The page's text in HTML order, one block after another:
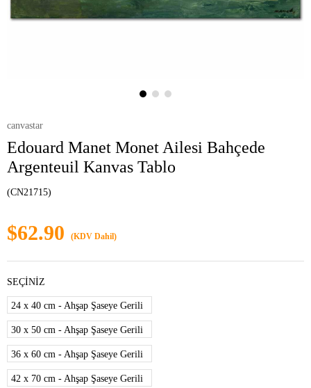
canvastar
Edouard Manet Monet Ailesi Bahçede
Argenteuil Kanvas Tablo
(CN21715)
$62.90 (KDV Dahil)
SEÇİNİZ
24 x 40 cm - Ahşap Şaseye Gerili
30 x 50 cm - Ahşap Şaseye Gerili
36 x 60 cm - Ahşap Şaseye Gerili
42 x 70 cm - Ahşap Şaseye Gerili